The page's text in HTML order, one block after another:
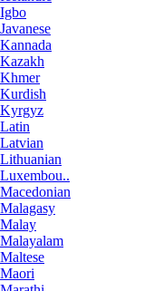
Igbo
Javanese
Kannada
Kazakh
Khmer
Kurdish
Kyrgyz
Latin
Latvian
Lithuanian
Luxembou..
Macedonian
Malagasy
Malay
Malayalam
Maltese
Maori